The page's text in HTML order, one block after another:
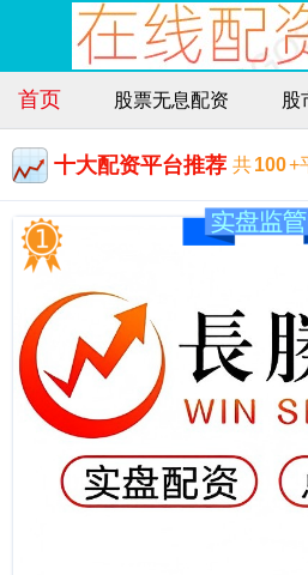
首页 股票无息配资 股
十大配资平台推荐 共100+